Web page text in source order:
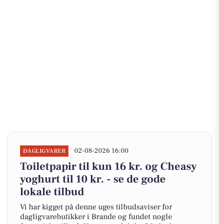
DAGLIGVARER 02-08-2026 16:00
Toiletpapir til kun 16 kr. og Cheasy
yoghurt til 10 kr. - se de gode
lokale tilbud
Vi har kigget på denne uges tilbudsaviser for
dagligvarebutikker i Brande og fundet nogle